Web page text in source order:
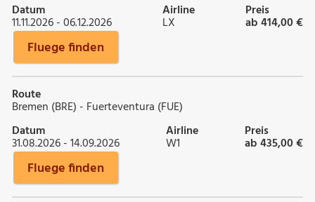
Datum
11.11.2026 - 06.12.2026
Airline
LX
Preis
ab 414,00 €
Fluege finden
Route
Bremen (BRE) - Fuerteventura (FUE)
Datum
31.08.2026 - 14.09.2026
Airline
W1
Preis
ab 435,00 €
Fluege finden